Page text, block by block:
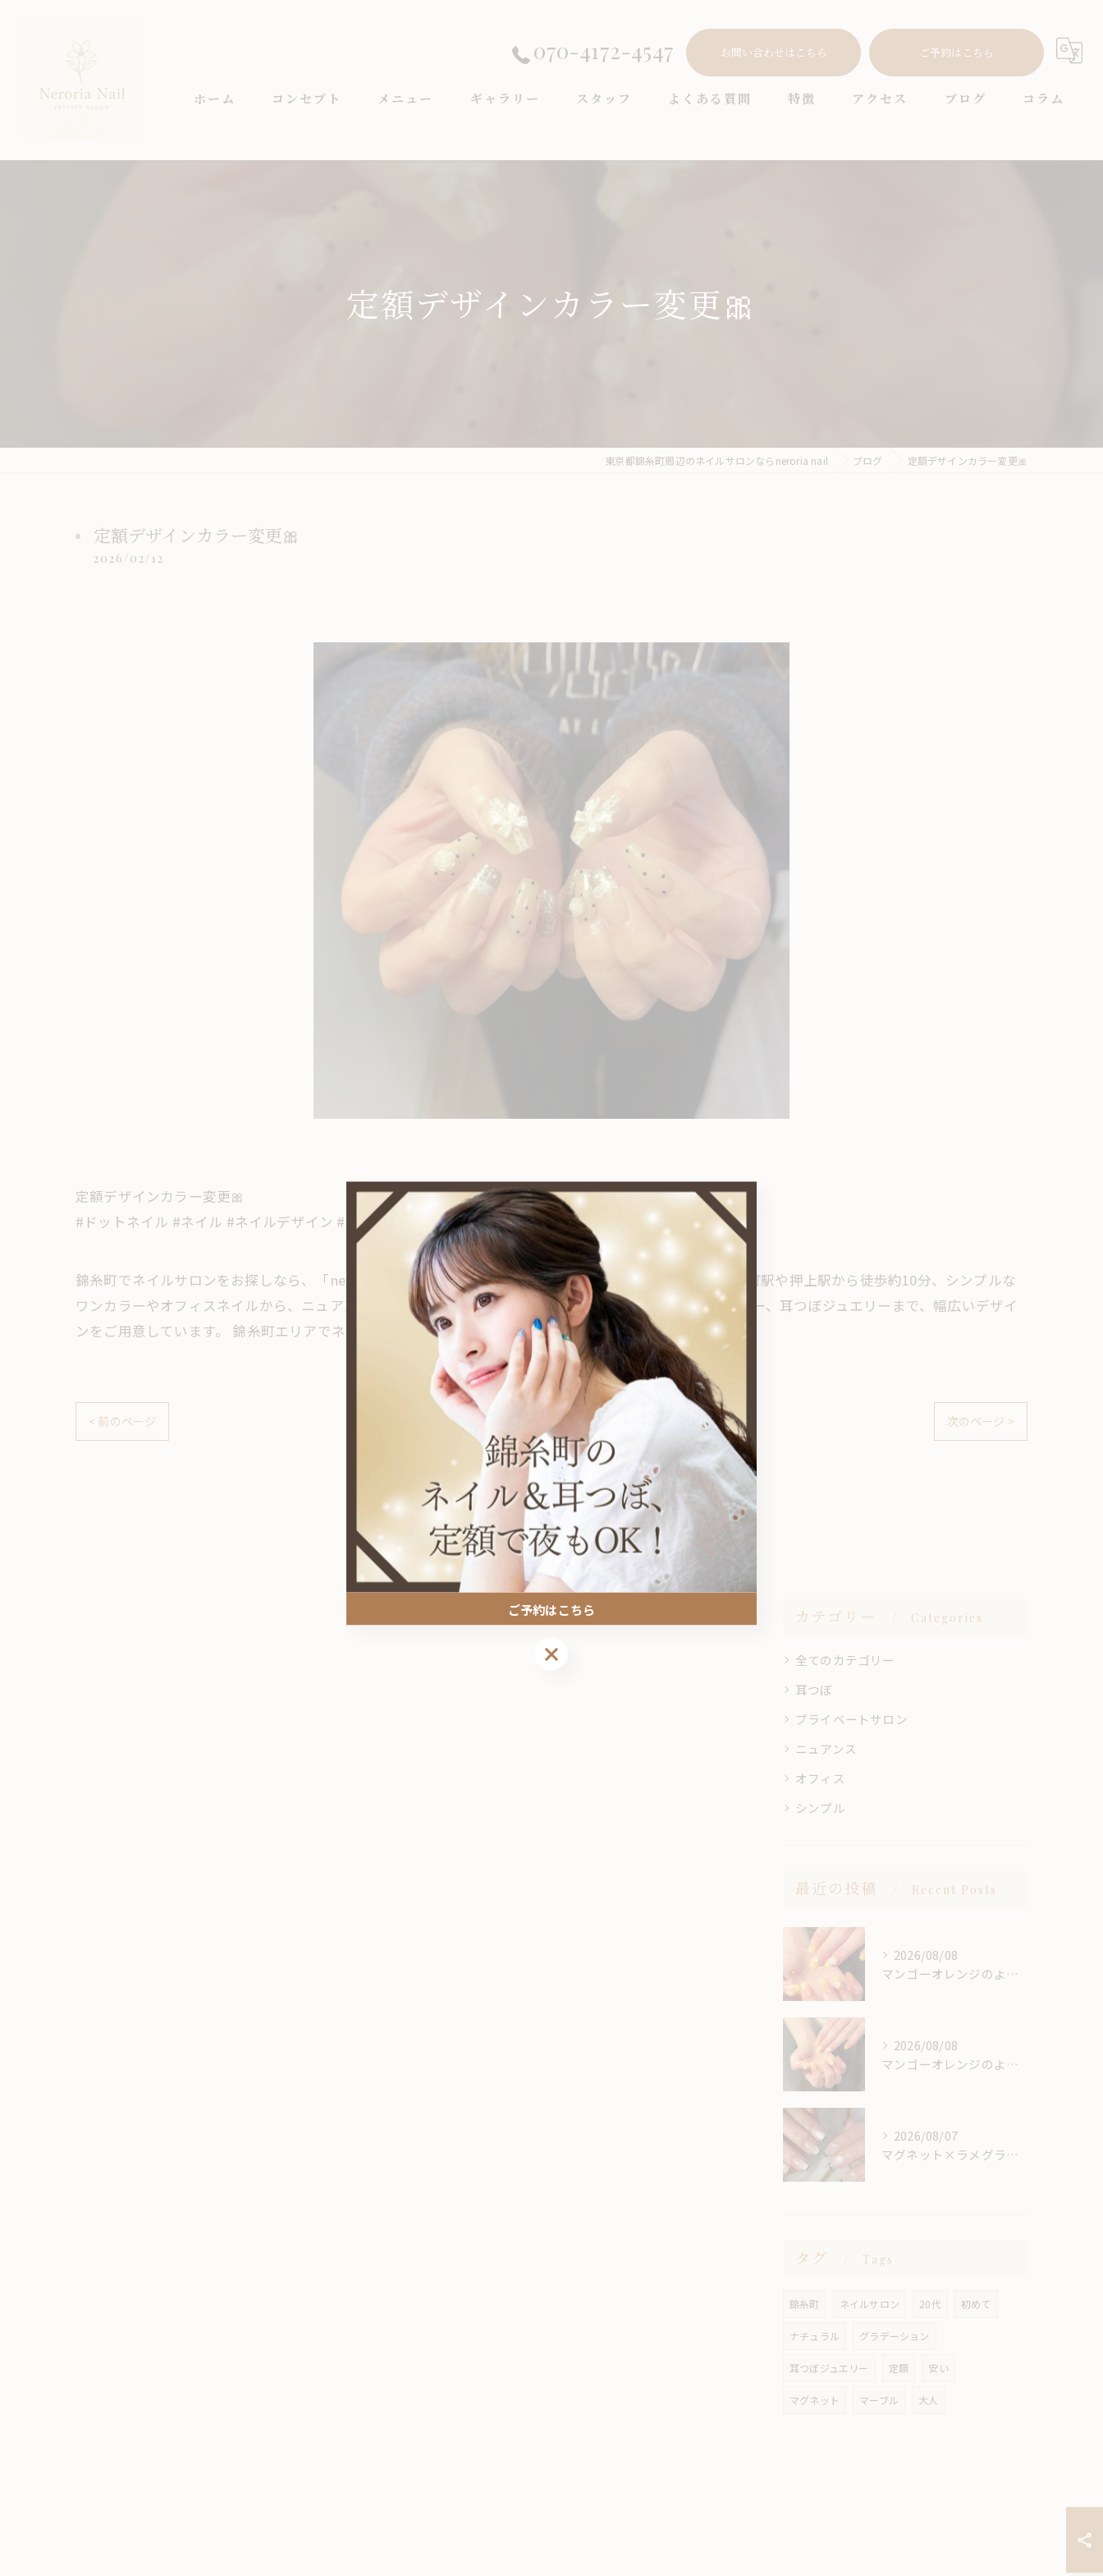
070-4172-4547 お問い合わせはこちら ご予約はこちら
ホーム コンセプト メニュー ギャラリー スタッフ よくある質問 特徴 アクセス ブログ コラム
定額デザインカラー変更🎀
東京都錦糸町周辺のネイルサロンならneroria nail ブログ 定額デザインカラー変更🎀
定額デザインカラー変更🎀
2026/02/12
定額デザインカラー変更🎀
#ドットネイル #ネイル #ネイルデザイン #東京 #錦糸町
錦糸町でネイルサロンをお探しなら、「neroria nail（ネロリアネイル）」へどうぞ！ 東京都墨田区の錦糸町駅や押上駅から徒歩約10分、シンプルな
ワンカラーやオフィスネイルから、ニュアンスネイル、ラメグラデーション、マグネット、オーロラ、ミラー、耳つぼジュエリーまで、幅広いデザイ
ンをご用意しています。 錦糸町エリアでネイルサロンをお探しの方は、ぜひお問い合わせください！
< 前のページ 一覧に戻る 次のページ >
関連タグ
#錦糸町
カテゴリー Categories
全てのカテゴリー
耳つぼ
プライベートサロン
ニュアンス
オフィス
シンプル
最近の投稿 Recent Posts
2026/08/08
マンゴーオレンジのようなカラー🥭‪🧡‬‪
2026/08/08
マンゴーオレンジのようなカラー🥭‪🧡‬‪
2026/08/07
マグネット×ラメグラベースにスキニーフレンチ🖤🎶
タグ Tags
錦糸町 ネイルサロン 20代 初めて
ナチュラル グラデーション
耳つぼジュエリー 定額 安い
マグネット マーブル 大人
ご予約はこちら
ご予約はこちら